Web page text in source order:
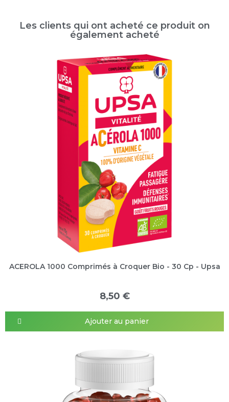
Les clients qui ont acheté ce produit on
également acheté
ACEROLA 1000 Comprimés à Croquer Bio - 30 Cp - Upsa
8,50 €
Ajouter au panier